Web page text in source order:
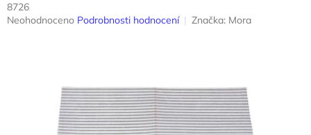
8726
Průměrné
Neohodnoceno Podrobnosti hodnocení Značka: Mora